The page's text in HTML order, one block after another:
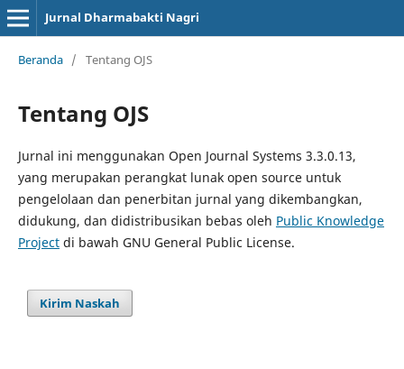
Jurnal Dharmabakti Nagri
Beranda / Tentang OJS
Tentang OJS
Jurnal ini menggunakan Open Journal Systems 3.3.0.13,
yang merupakan perangkat lunak open source untuk
pengelolaan dan penerbitan jurnal yang dikembangkan,
didukung, dan didistribusikan bebas oleh Public Knowledge
Projectdi bawah GNU General Public License.
Kirim Naskah